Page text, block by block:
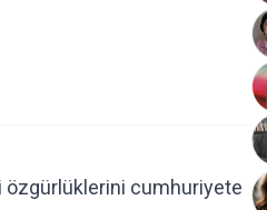
özgürlüklerini cumhuriyete